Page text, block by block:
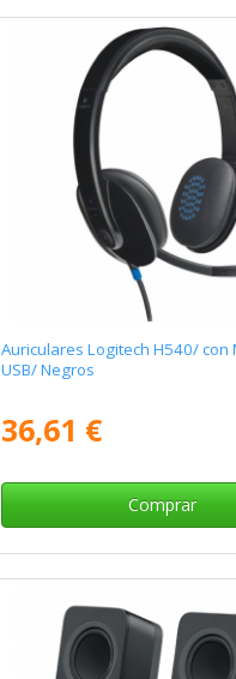
Auriculares Logitech H540/ con
USB/ Negros
36,61 €
Comprar